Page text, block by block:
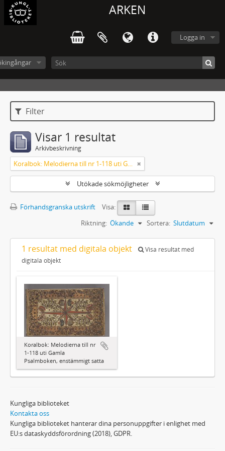
ARKEN
Logga in
Filter
Visar 1 resultat
Arkivbeskrivning
Koralbok: Melodierna till nr 1-118 uti Gamla Psalmboken, enstämmigt satta
Utökade sökmöjligheter
Förhandsgranska utskrift
Visa:
Sortera: Slutdatum
Riktning: Ökande
1 resultat med digitala objekt
Visa resultat med
digitala objekt
Koralbok: Melodierna till nr
1-118 uti Gamla
Psalmboken, enstämmigt satta
Kungliga biblioteket
Kontakta oss
Kungliga biblioteket hanterar dina personuppgifter i enlighet med
EU:s dataskyddsförordning (2018), GDPR.